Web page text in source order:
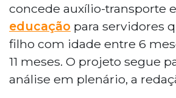
concede auxílio-transporte
educação para servidores
filho com idade entre 6
11 meses. O projeto segue
análise em plenário, a